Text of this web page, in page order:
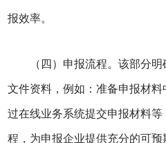
报效率。
（四）申报流程。该部分
文件资料，例如：准备申报材
过在线业务系统提交申报材料
程，为申报企业提供充分的可预